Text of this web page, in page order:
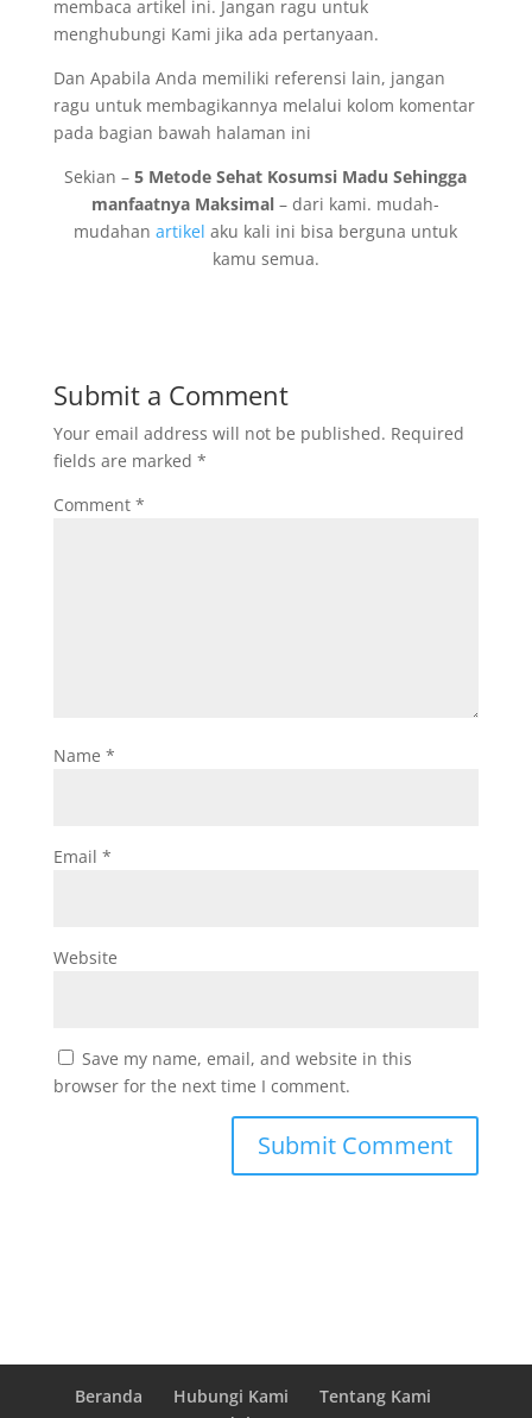
membaca artikel ini. Jangan ragu untuk
menghubungi Kami jika ada pertanyaan.
Dan Apabila Anda memiliki referensi lain, jangan
ragu untuk membagikannya melalui kolom komentar
pada bagian bawah halaman ini
Sekian –5 Metode Sehat Kosumsi Madu Sehingga
manfaatnya Maksimal – dari kami. mudah-
mudahanartikel aku kali ini bisa berguna untuk
kamu semua.
Submit a Comment
Your email address will not be published. Required
fields are marked *
Comment *
Name *
Email *
Website
Save my name, email, and website in this
browser for the next time I comment.
Beranda Hubungi Kami
Tentang Kami